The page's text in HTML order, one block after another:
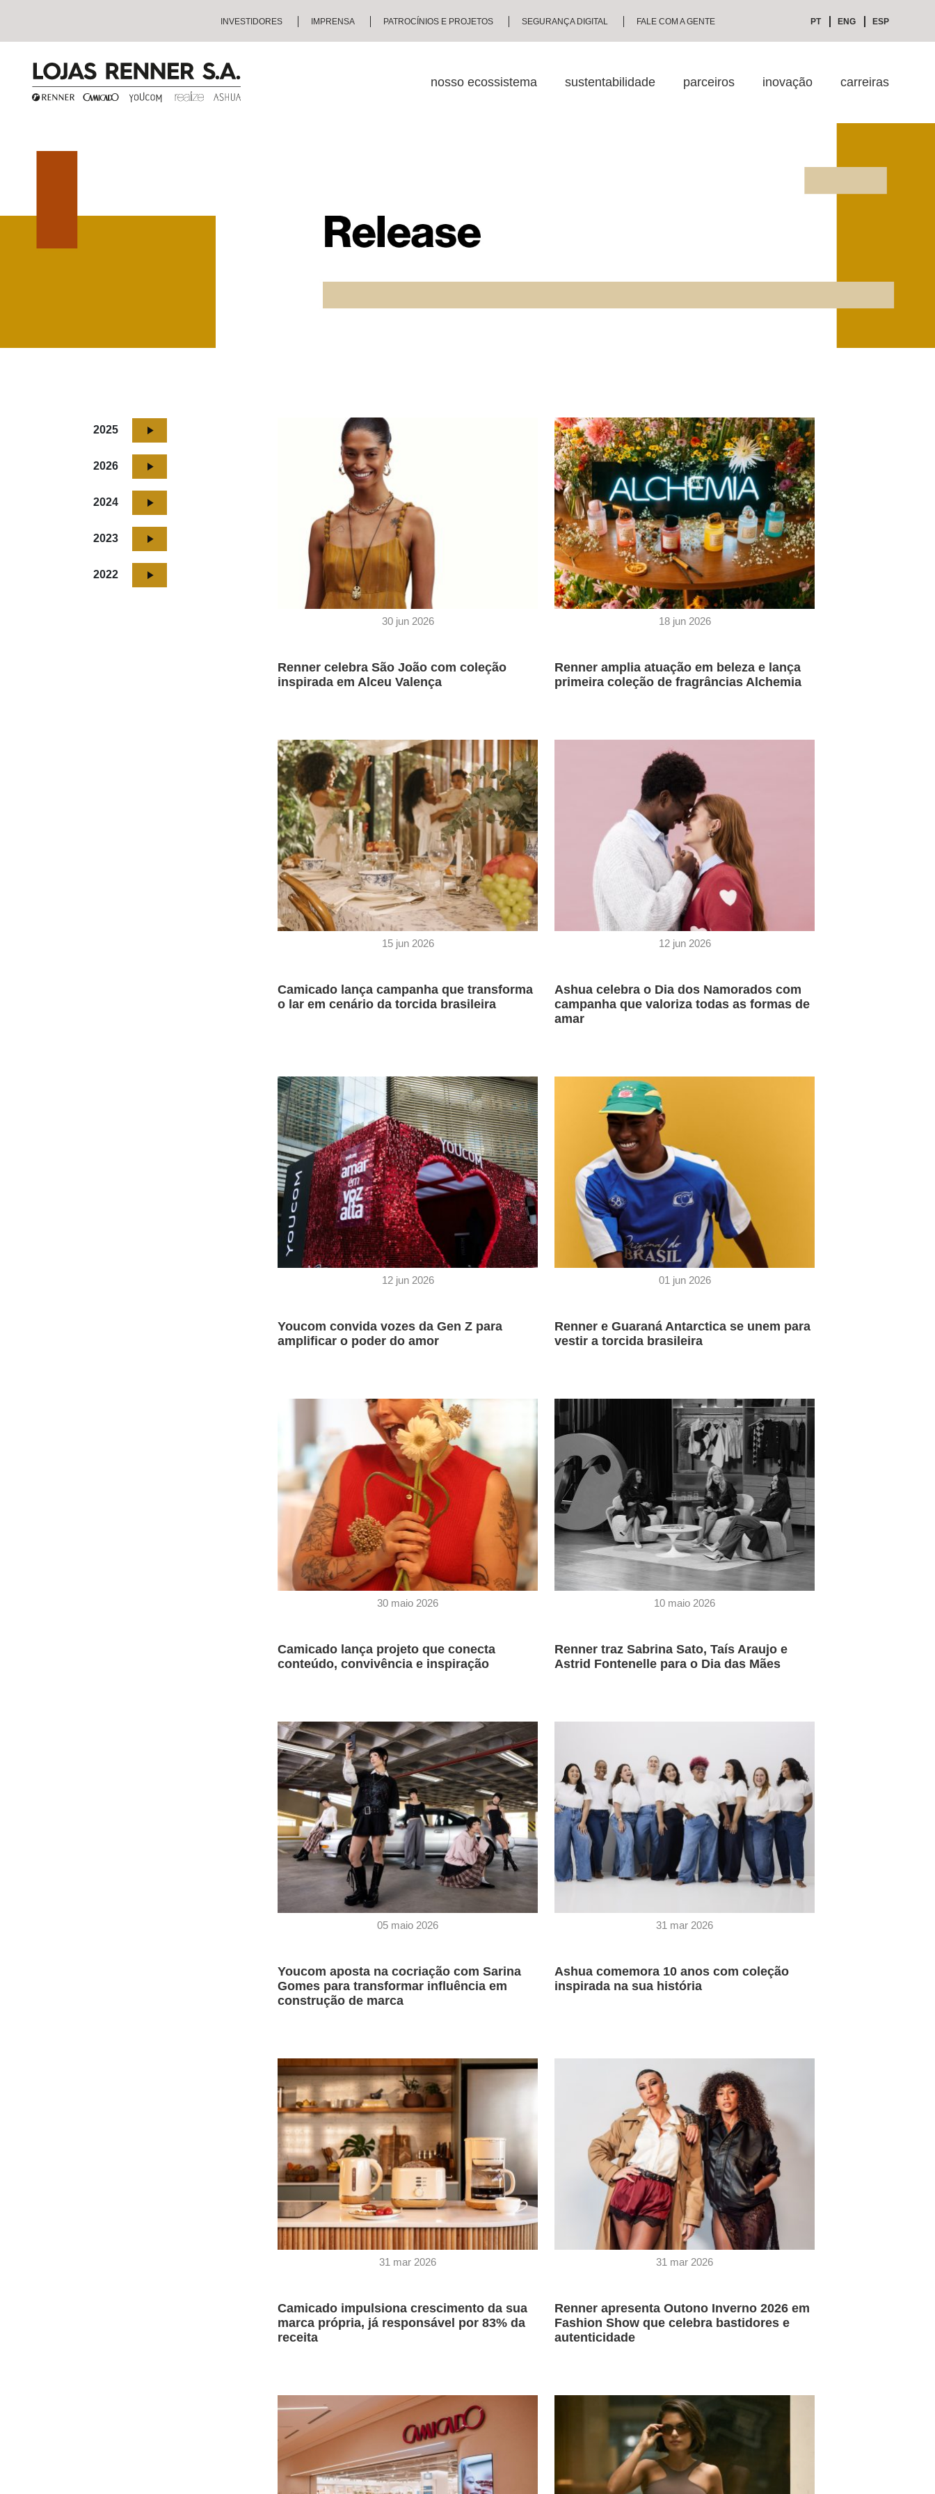
INVESTIDORES IMPRENSA PATROCÍNIOS E PROJETOS SEGURANÇA DIGITAL FALE COM A GENTE PT ENG ESP
nosso ecossistema sustentabilidade parceiros inovação carreiras
2025
2026
2024
2023
2022
30 jun 2026
Renner celebra São João com coleção
inspirada em Alceu Valença
18 jun 2026
Renner amplia atuação em beleza e lança
primeira coleção de fragrâncias Alchemia
15 jun 2026
Camicado lança campanha que transforma
o lar em cenário da torcida brasileira
12 jun 2026
Ashua celebra o Dia dos Namorados com
campanha que valoriza todas as formas de
amar
12 jun 2026
Youcom convida vozes da Gen Z para
amplificar o poder do amor
01 jun 2026
Renner e Guaraná Antarctica se unem para
vestir a torcida brasileira
30 maio 2026
Camicado lança projeto que conecta
conteúdo, convivência e inspiração
10 maio 2026
Renner traz Sabrina Sato, Taís Araujo e
Astrid Fontenelle para o Dia das Mães
05 maio 2026
Youcom aposta na cocriação com Sarina
Gomes para transformar influência em
construção de marca
31 mar 2026
Ashua comemora 10 anos com coleção
inspirada na sua história
31 mar 2026
Camicado impulsiona crescimento da sua
marca própria, já responsável por 83% da
receita
31 mar 2026
Renner apresenta Outono Inverno 2026 em
Fashion Show que celebra bastidores e
autenticidade